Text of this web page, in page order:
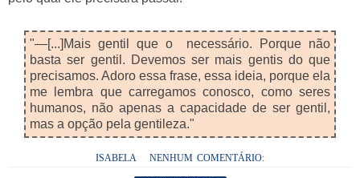
"—[...]Mais gentil que o necessário. Porque não
basta ser gentil. Devemos ser mais gentis do que
precisamos. Adoro essa frase, essa ideia, porque ela
me lembra que carregamos conosco, como seres
humanos, não apenas a capacidade de ser gentil,
mas a opção pela gentileza."
ISABELA NENHUM COMENTÁRIO: